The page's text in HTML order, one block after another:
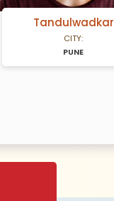
Tandulwadkar
CITY:
PUNE